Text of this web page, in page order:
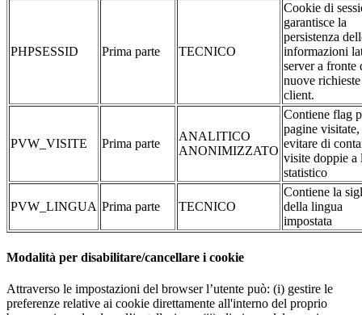
PHPSESSID Prima parte TECNICO
Cookie di
garantisce la
persistenza
informazioni
server a fronte
nuove
client.
PVW_VISITE Prima parte
ANALITICO
ANONIMIZZATO
Contiene flag
pagine visitate,
evitare di
visite doppie a
statistico
PVW_LINGUA Prima parte TECNICO
Contiene la
della lingua
impostata
Modalità per disabilitare/cancellare i cookie
Attraverso le impostazioni del browser l’utente può: (i) gestire le
preferenze relative ai cookie direttamente all'interno del proprio